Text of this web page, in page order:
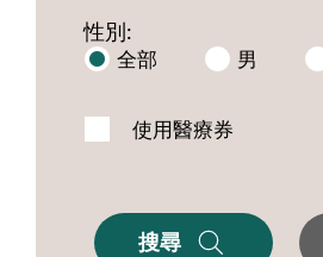
性別:
全部 男
使用醫療券
搜尋